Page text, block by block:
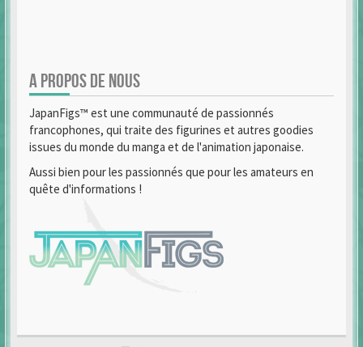
A PROPOS DE NOUS
JapanFigs™ est une communauté de passionnés
francophones, qui traite des figurines et autres goodies
issues du monde du manga et de l'animation japonaise.
Aussi bien pour les passionnés que pour les amateurs en
quête d'informations !